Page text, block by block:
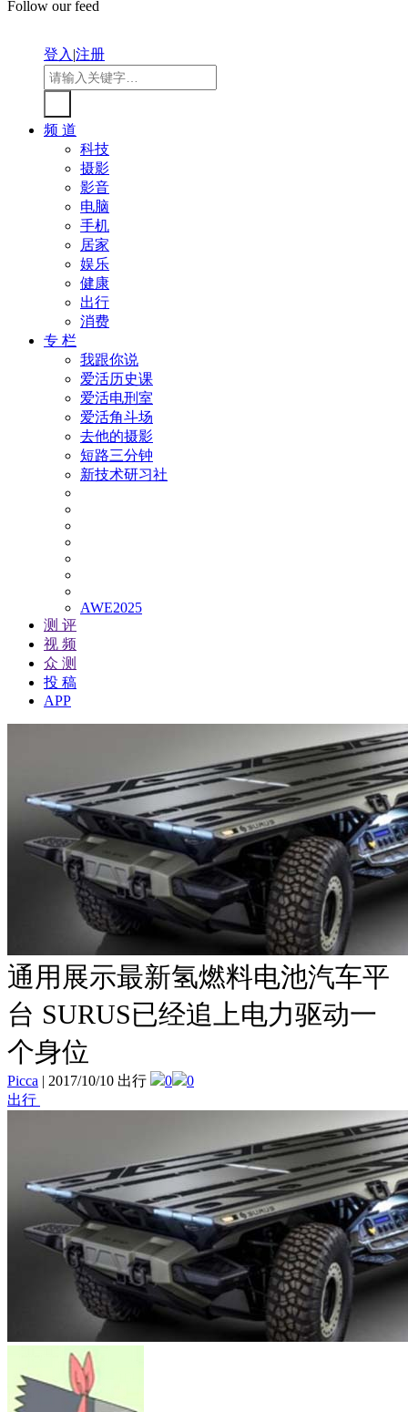
Follow our feed
登入|注册
频 道
科技
摄影
影音
电脑
手机
居家
娱乐
健康
出行
消费
专 栏
我跟你说
爱活历史课
爱活电刑室
爱活角斗场
去他的摄影
短路三分钟
新技术研习社
AWE2025
测 评
视 频
众 测
投 稿
APP
通用展示最新氢燃料电池汽车平
台 SURUS已经追上电力驱动一
个身位
Picca | 2017/10/10 出行 0
0
出行